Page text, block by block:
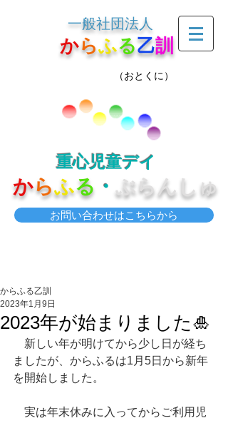
一般社団法人
からふる乙訓
（おとくに）
重心児童デイ
からふる ・ ぶらんしゅ
お問い合わせはこちらから
2023年が始まりました🎍
からふる乙訓
2023年1月9日
新しい年が明けてから少し日が経ち
ましたが、からふるは1月5日から新年
を開始しました。
実は年末休みに入ってからご利用児